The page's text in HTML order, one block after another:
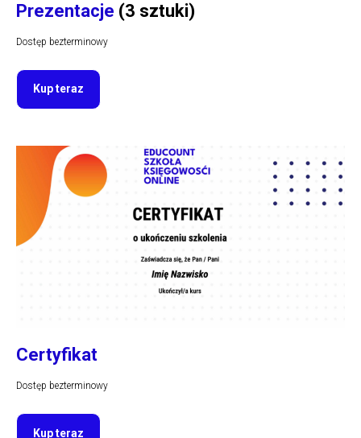
Prezentacje (3 sztuki)
Dostęp bezterminowy
Kup teraz
Certyfikat
Dostęp bezterminowy
Kup teraz